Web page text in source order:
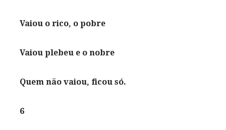
Vaiou o rico, o pobre
Vaiou plebeu e o nobre
Quem não vaiou, ficou só.
6